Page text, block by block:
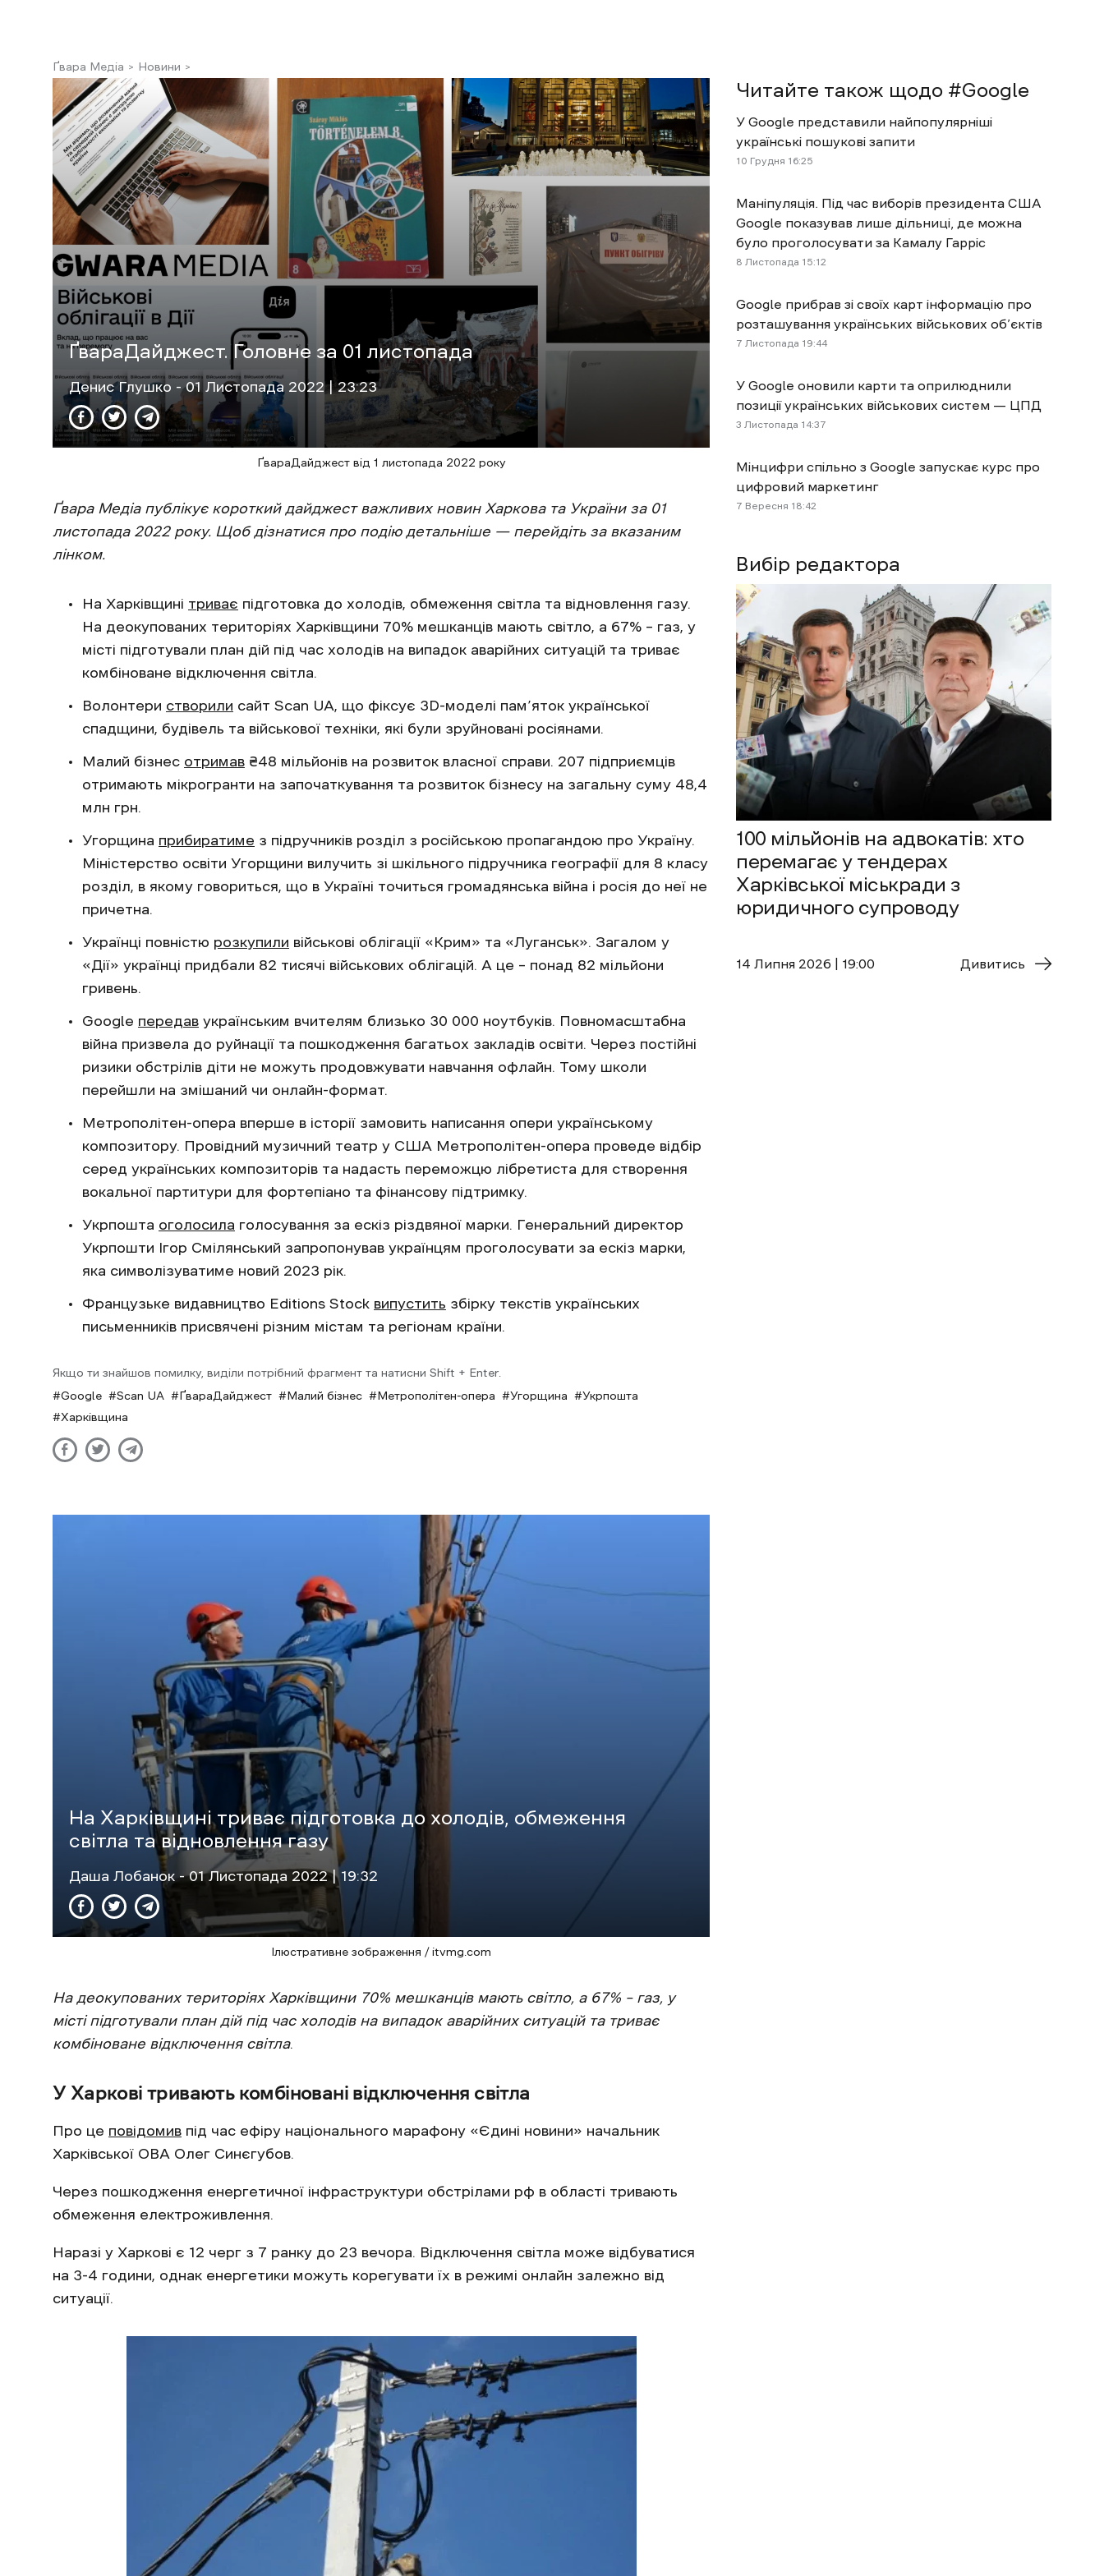
Ґвара Медіа Новини
ҐвараДайджест. Головне за 01 листопада
Денис Глушко - 01 Листопада 2022 | 23:23
ҐвараДайджест від 1 листопада 2022 року
Ґвара Медіа публікує короткий дайджест важливих новин Харкова та України за 01
листопада 2022 року. Щоб дізнатися про подію детальніше — перейдіть за вказаним
лінком.
На Харківщині триває підготовка до холодів, обмеження світла та відновлення газу.
На деокупованих територіях Харківщини 70% мешканців мають світло, а 67% – газ, у
місті підготували план дій під час холодів на випадок аварійних ситуацій та триває
комбіноване відключення світла.
Волонтери створили сайт Scan UA, що фіксує 3D-моделі пам’яток української
спадщини, будівель та військової техніки, які були зруйновані росіянами.
Малий бізнес отримав ₴48 мільйонів на розвиток власної справи. 207 підприємців
отримають мікрогранти на започаткування та розвиток бізнесу на загальну суму 48,4
млн грн.
Угорщина прибиратиме з підручників розділ з російською пропагандою про Україну.
Міністерство освіти Угорщини вилучить зі шкільного підручника географії для 8 класу
розділ, в якому говориться, що в Україні точиться громадянська війна і росія до неї не
причетна.
Українці повністю розкупили військові облігації «Крим» та «Луганськ». Загалом у
«Дії» українці придбали 82 тисячі військових облігацій. А це – понад 82 мільйони
гривень.
Google передав українським вчителям близько 30 000 ноутбуків. Повномасштабна
війна призвела до руйнації та пошкодження багатьох закладів освіти. Через постійні
ризики обстрілів діти не можуть продовжувати навчання офлайн. Тому школи
перейшли на змішаний чи онлайн-формат.
Метрополітен-опера вперше в історії замовить написання опери українському
композитору. Провідний музичний театр у США Метрополітен-опера проведе відбір
серед українських композиторів та надасть переможцю лібретиста для створення
вокальної партитури для фортепіано та фінансову підтримку.
Укрпошта оголосила голосування за ескіз різдвяної марки. Генеральний директор
Укрпошти Ігор Смілянський запропонував українцям проголосувати за ескіз марки,
яка символізуватиме новий 2023 рік.
Французьке видавництво Editions Stock випустить збірку текстів українських
письменників присвячені різним містам та регіонам країни.
Якщо ти знайшов помилку, виділи потрібний фрагмент та натисни Shift + Enter.
Google
Scan UA ҐвараДайджест Малий бізнес Метрополітен-опера Угорщина
Укрпошта
Харківщина
На Харківщині триває підготовка до холодів, обмеження
світла та відновлення газу
Даша Лобанок- 01 Листопада 2022 | 19:32
Ілюстративне зображення / itvmg.com
На деокупованих територіях Харківщини 70% мешканців мають світло, а 67% – газ, у
місті підготували план дій під час холодів на випадок аварійних ситуацій та триває
комбіноване відключення світла.
У Харкові тривають комбіновані відключення світла
Про це повідомив під час ефіру національного марафону «Єдині новини» начальник
Харківської ОВА Олег Синєгубов.
Через пошкодження енергетичної інфраструктури обстрілами рф в області тривають
обмеження електроживлення.
Наразі у Харкові є 12 черг з 7 ранку до 23 вечора. Відключення світла може відбуватися
на 3-4 години, однак енергетики можуть корегувати їх в режимі онлайн залежно від
ситуації.
Вибір редактора
100 мільйонів на адвокатів: хто
перемагає у тендерах
Харківської міськради з
юридичного супроводу
14 Липня 2026 | 19:00 Дивитись
Читайте також щодо #Google
У Google представили найпопулярніші
українські пошукові запити
10 Грудня 16:25
Маніпуляція. Під час виборів президента США
Google показував лише дільниці, де можна
було проголосувати за Камалу Гарріс
8 Листопада 15:12
Google прибрав зі своїх карт інформацію про
розташування українських військових об’єктів
7 Листопада 19:44
У Google оновили карти та оприлюднили
позиції українських військових систем — ЦПД
3 Листопада 14:37
Мінцифри спільно з Google запускає курс про
цифровий маркетинг
7 Вересня 18:42